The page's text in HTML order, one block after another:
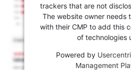
trackers that are not
The website owner needs
with their CMP to add this
of technologies
Powered by
Management